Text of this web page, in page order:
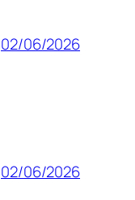
02/06/2026
02/06/2026